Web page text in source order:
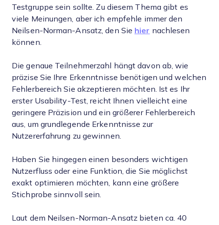
Testgruppe sein sollte. Zu diesem Thema gibt es
viele Meinungen, aber ich empfehle immer den
Neilsen-Norman-Ansatz, den Sie hier nachlesen
können.
Die genaue Teilnehmerzahl hängt davon ab, wie
präzise Sie Ihre Erkenntnisse benötigen und welchen
Fehlerbereich Sie akzeptieren möchten. Ist es Ihr
erster Usability-Test, reicht Ihnen vielleicht eine
geringere Präzision und ein größerer Fehlerbereich
aus, um grundlegende Erkenntnisse zur
Nutzererfahrung zu gewinnen.
Haben Sie hingegen einen besonders wichtigen
Nutzerfluss oder eine Funktion, die Sie möglichst
exakt optimieren möchten, kann eine größere
Stichprobe sinnvoll sein.
Laut dem Neilsen-Norman-Ansatz bieten ca. 40